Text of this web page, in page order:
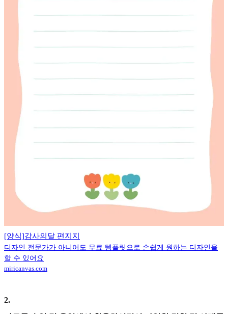
[양식]감사의달 편지지
디자인 전문가가 아니어도 무료 템플릿으로 손쉽게 원하는 디자인을
할 수 있어요
miricanvas.com
2.